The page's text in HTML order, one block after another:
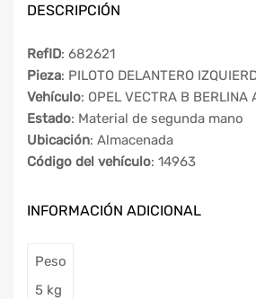
DESCRIPCIÓN
RefID: 682621
Pieza: PILOTO DELANTERO
Vehículo: OPEL VECTRA B BERLINA
Estado: Material de segunda mano
Ubicación: Almacenada
Código del vehículo: 14963
INFORMACIÓN ADICIONAL
Peso
5 kg